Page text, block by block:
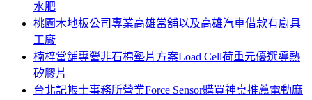
水肥
桃園木地板公司專業高雄當舖以及高雄汽車借款有廚具
工廠
楠梓當舖專營非石棉墊片方案Load Cell荷重元優選導熱
矽膠片
台北記帳士事務所營業Force Sensor購買神桌推薦電動麻